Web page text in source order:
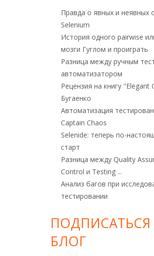
Правда о явных и неявных
Selenium
История одного pairwise
мозги Гуглом и проиграть
Разница между ручным
автоматизатором
Рецензия на книгу "Elegant
Бугаенко
Автоматизация
Captain Chaos
Selenide: теперь по-
старт
Разница между Quality
Control и Testing ...
Анализ багов при
тестировании
ПОДПИСАТЬСЯ
БЛОГ